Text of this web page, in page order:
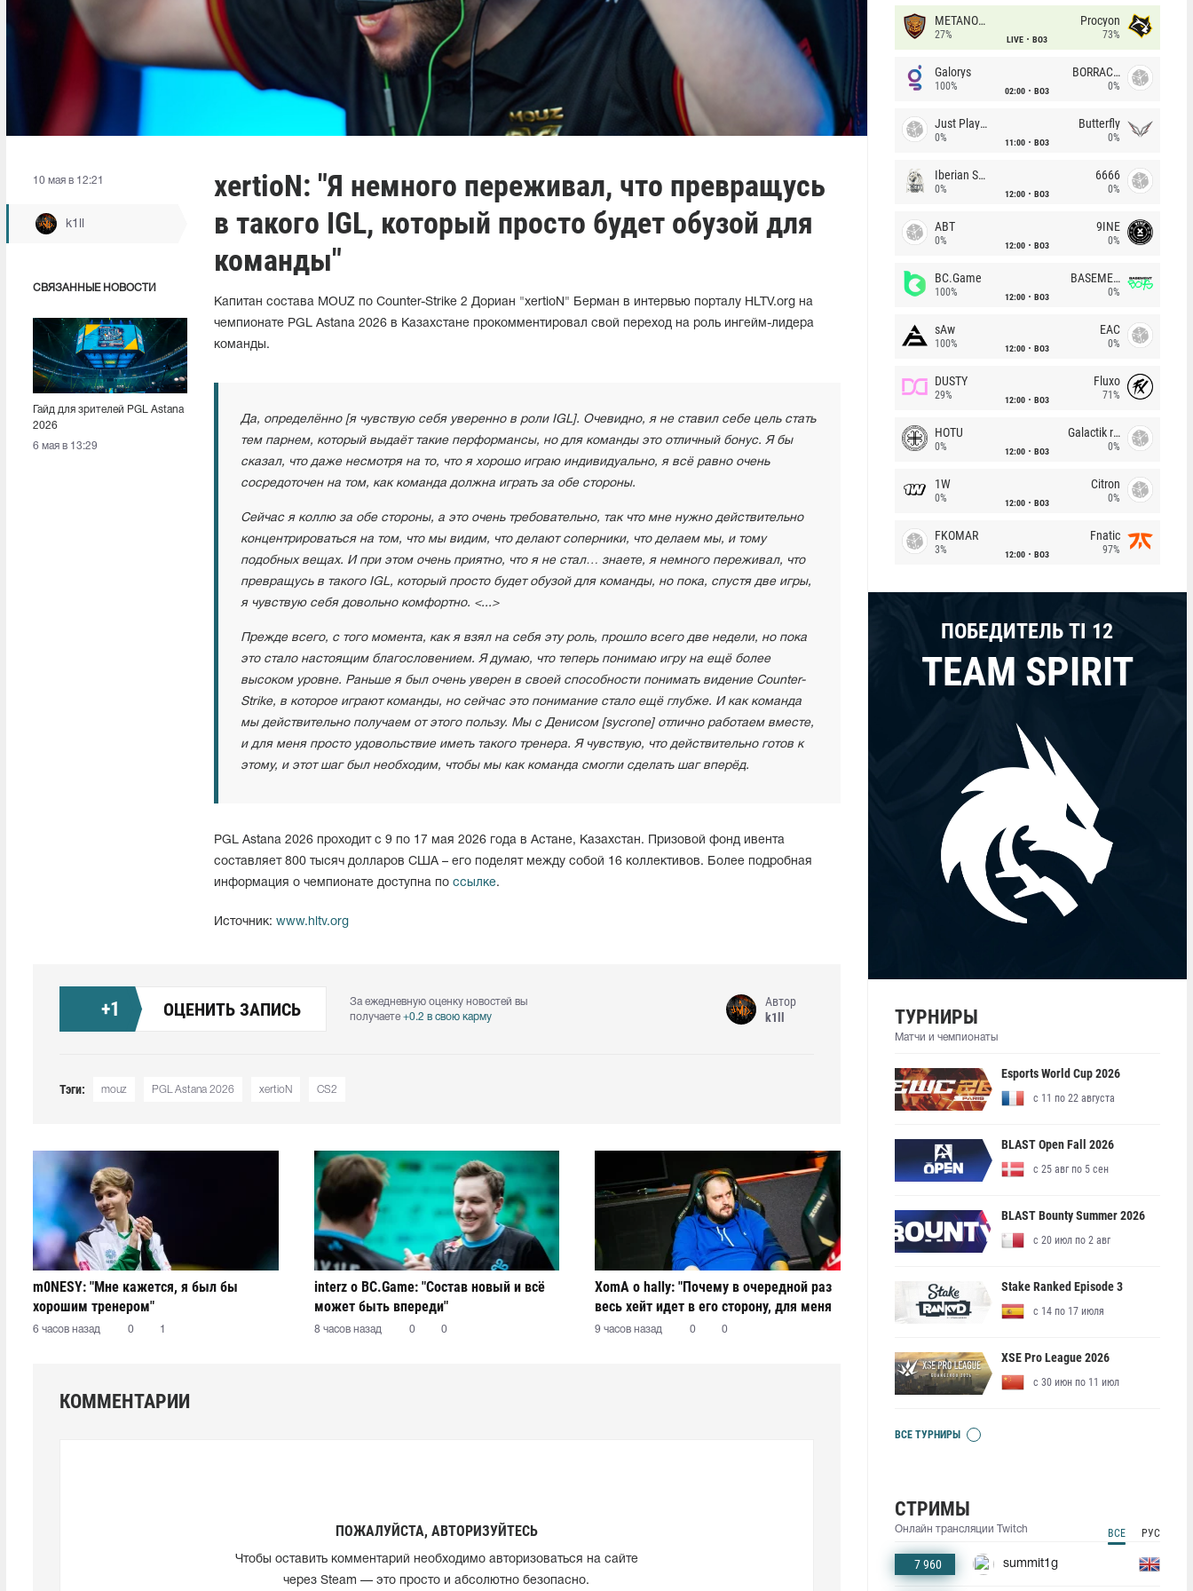
10 мая в 12:21
k1ll
СВЯЗАННЫЕ НОВОСТИ
Гайд для зрителей PGL Astana
2026
6 мая в 13:29
xertioN: "Я немного переживал, что превращусь
в такого IGL, который просто будет обузой для
команды"
Капитан состава MOUZ по Counter-Strike 2 Дориан "xertioN" Берман в интервью порталу HLTV.org на
чемпионате PGL Astana 2026 в Казахстане прокомментировал свой переход на роль ингейм-лидера
команды.
Да, определённо [я чувствую себя уверенно в роли IGL]. Очевидно, я не ставил себе цель стать
тем парнем, который выдаёт такие перформансы, но для команды это отличный бонус. Я бы
сказал, что даже несмотря на то, что я хорошо играю индивидуально, я всё равно очень
сосредоточен на том, как команда должна играть за обе стороны.
Сейчас я коллю за обе стороны, а это очень требовательно, так что мне нужно действительно
концентрироваться на том, что мы видим, что делают соперники, что делаем мы, и тому
подобных вещах. И при этом очень приятно, что я не стал… знаете, я немного переживал, что
превращусь в такого IGL, который просто будет обузой для команды, но пока, спустя две игры,
я чувствую себя довольно комфортно. <...>
Прежде всего, с того момента, как я взял на себя эту роль, прошло всего две недели, но пока
это стало настоящим благословением. Я думаю, что теперь понимаю игру на ещё более
высоком уровне. Раньше я был очень уверен в своей способности понимать видение Counter-
Strike, в которое играют команды, но сейчас это понимание стало ещё глубже. И как команда
мы действительно получаем от этого пользу. Мы с Денисом [sycrone] отлично работаем вместе,
и для меня просто удовольствие иметь такого тренера. Я чувствую, что действительно готов к
этому, и этот шаг был необходим, чтобы мы как команда смогли сделать шаг вперёд.
PGL Astana 2026 проходит с 9 по 17 мая 2026 года в Астане, Казахстан. Призовой фонд ивента
составляет 800 тысяч долларов США – его поделят между собой 16 коллективов. Более подробная
информация о чемпионате доступна по ссылке.
Источник: www.hltv.org
+1 ОЦЕНИТЬ ЗАПИСЬ
За ежедневную оценку новостей вы
получаете +0.2 в свою карму
Автор
k1ll
Тэги: mouz PGL Astana 2026 xertioN CS2
m0NESY: "Мне кажется, я был бы
хорошим тренером"
6 часов назад 0 1
interz о BC.Game: "Состав новый и всё
может быть впереди"
8 часов назад 0 0
XomA о hally: "Почему в очередной раз
весь хейт идет в его сторону, для меня
остается загадкой"
9 часов назад 0 0
КОММЕНТАРИИ
ПОЖАЛУЙСТА, АВТОРИЗУЙТЕСЬ
Чтобы оставить комментарий необходимо авторизоваться на сайте
через Steam — это просто и абсолютно безопасно.
METANOIA Wolves
27% LIVE BO3
Procyon
73%
Galorys
100% 02:00 BO3
BORRACHEIROS
0%
Just Players
0% 11:00 BO3
Butterfly
0%
Iberian Soul
0% 12:00 BO3
6666
0%
ABT
0% 12:00 BO3
9INE
0%
BC.Game
100% 12:00 BO3
BASEMENT BOYS
0%
sAw
100% 12:00 BO3
EAC
0%
DUSTY
29% 12:00 BO3
Fluxo
71%
HOTU
0% 12:00 BO3
Galactik rebels
0%
1W
0% 12:00 BO3
Citron
0%
FKOMAR
3% 12:00 BO3
Fnatic
97%
ПОБЕДИТЕЛЬ TI 12
TEAM SPIRIT
ТУРНИРЫ
Матчи и чемпионаты
Esports World Cup 2026
с 11 по 22 августа
BLAST Open Fall 2026
с 25 авг по 5 сен
BLAST Bounty Summer 2026
с 20 июл по 2 авг
Stake Ranked Episode 3
с 14 по 17 июля
XSE Pro League 2026
с 30 июн по 11 июл
ВСЕ ТУРНИРЫ
СТРИМЫ
Онлайн трансляции Twitch ВСЕ РУС
7 960 summit1g